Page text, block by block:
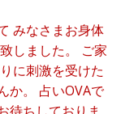
みなさまお身体
しました。 ご家
に刺激を受けた
か。 占いOVAで